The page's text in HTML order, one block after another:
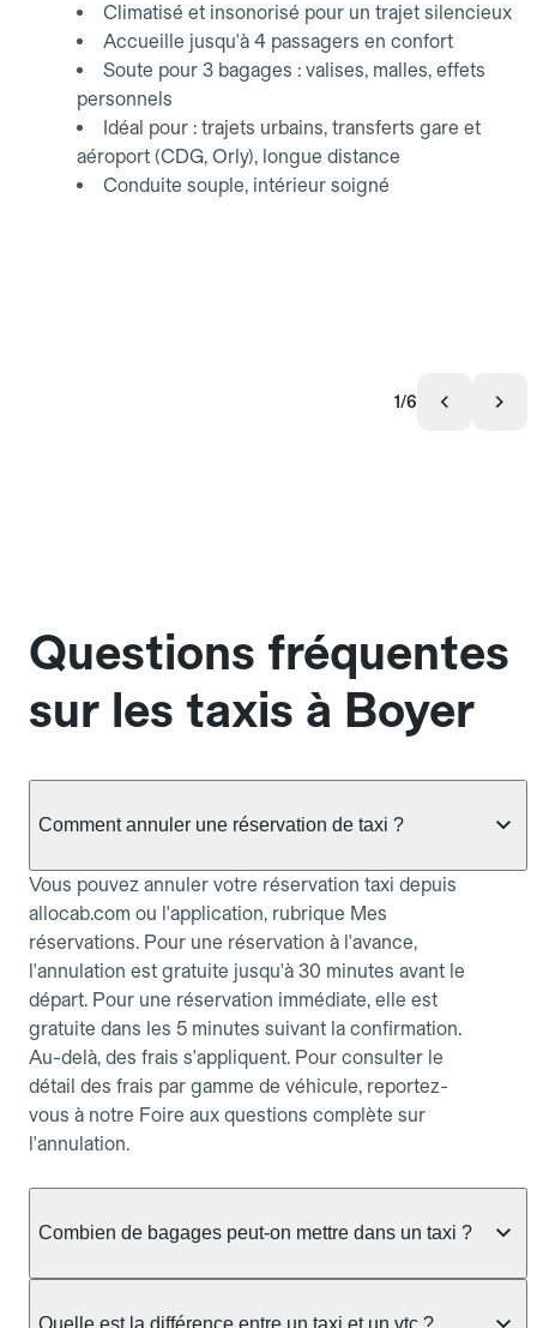
Climatisé et insonorisé pour un trajet silencieux
Accueille jusqu'à 4 passagers en confort
Soute pour 3 bagages : valises, malles, effets
personnels
Idéal pour : trajets urbains, transferts gare et
aéroport (CDG, Orly), longue distance
Conduite souple, intérieur soigné
1/6
Questions fréquentes
sur les taxis à Boyer
Comment annuler une réservation de taxi ?
Vous pouvez annuler votre réservation taxi depuis
allocab.com ou l'application, rubrique Mes
réservations. Pour une réservation à l'avance,
l'annulation est gratuite jusqu'à 30 minutes avant le
départ. Pour une réservation immédiate, elle est
gratuite dans les 5 minutes suivant la confirmation.
Au-delà, des frais s'appliquent. Pour consulter le
détail des frais par gamme de véhicule, reportez-
vous à notre Foire aux questions complète sur
l'annulation.
Combien de bagages peut-on mettre dans un taxi ?
taxi berline accueille en général jusqu'à 3 bagages
Quelle est la différence entre un taxi et un vtc ?